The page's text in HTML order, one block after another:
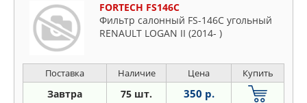
FORTECH FS146C
Фильтр салонный FS-146C угольный
RENAULT LOGAN II (2014- )
Поставка Наличие Цена Купить
Завтра 75 шт. 350 р.